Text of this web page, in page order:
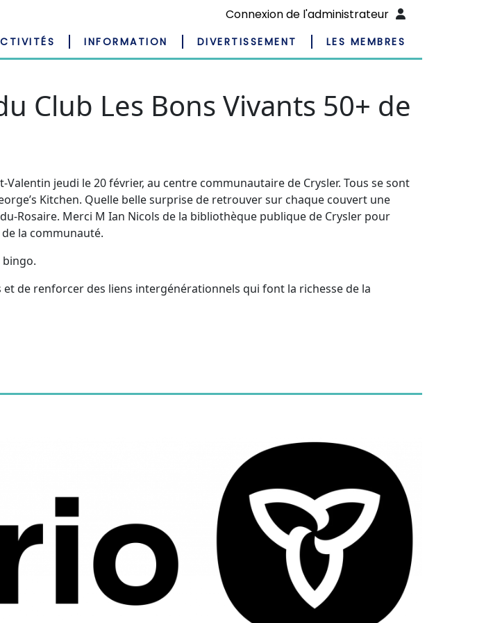
Connexion de l'administrateur
INFORMATION DIVERTISSEMENT LES MEMBRES
Club Les Bons Vivants 50+ de
jeudi le 20 février, au centre communautaire de Crysler. Tous se sont
Kitchen. Quelle belle surprise de retrouver sur chaque couvert une
Rosaire. Merci M Ian Nicols de la bibliothèque publique de Crysler pour
la communauté.
de renforcer des liens intergénérationnels qui font la richesse de la